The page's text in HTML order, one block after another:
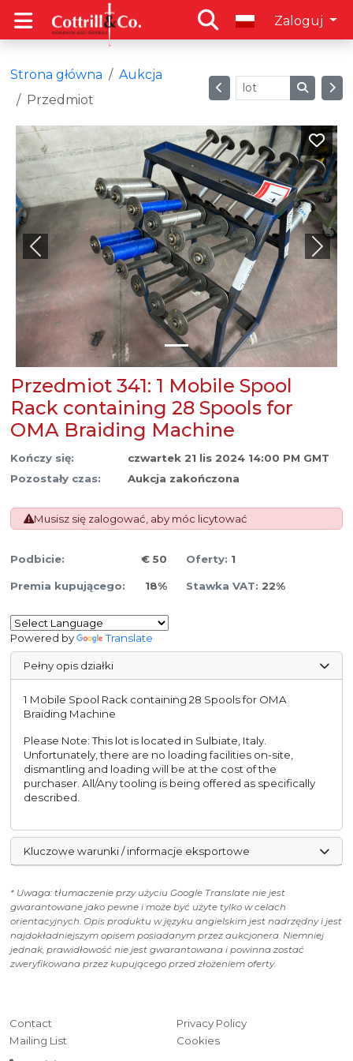
Zaloguj
Strona główna
Aukcja
Przedmiot
Previous Next
Przedmiot 341: 1 Mobile Spool
Rack containing 28 Spools for
OMA Braiding Machine
Kończy się:
czwartek 21 lis 2024 14:00 PM GMT
Pozostały czas:
Aukcja zakończona
Musisz się zalogować, aby móc licytować
Podbicie: € 50 Oferty: 1
Premia kupującego: 18% Stawka VAT: 22%
Powered by Translate
Pełny opis działki
1 Mobile Spool Rack containing 28 Spools for OMA
Braiding Machine
Please Note: This lot is located in Sulbiate, Italy.
Unfortunately, there are no loading facilities on-site,
dismantling and loading will be at the cost of the
purchaser. All/Any tooling is being offered as specifically
described.
Kluczowe warunki / informacje eksportowe
* Uwaga: tłumaczenie przy użyciu Google Translate nie jest
gwarantowane jako pewne i może być użyte tylko w celach
orientacyjnych. Opis produktu w języku angielskim jest nadrzędny i jest
najdokładniejszym opisem posiadanym przez aukcjonera. Niemniej
jednak, prawidłowość nie jest gwarantowana i powinna zostać
zweryfikowana przez kupującego przed złożeniem oferty.
Contact
Mailing List
Privacy Policy
Cookies